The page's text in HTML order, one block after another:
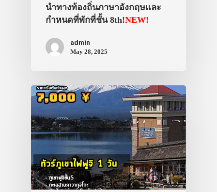
นำทางท้องถิ่นภาษาอังกฤษและ
กำหนดที่พักที่ชั้น 8th!NEW!
admin
May 28, 2025